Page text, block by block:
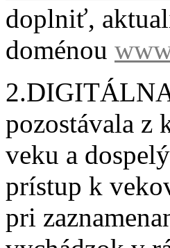
doplniť,
doménou
pozostávala z
veku a
prístup k
pri